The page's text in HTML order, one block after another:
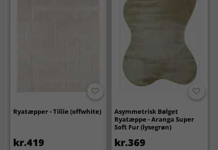
Ryatæpper - Tillie (offwhite)
kr.419
Asymmetrisk Bølget
Ryatæppe - Aranga Super
Soft Fur (lysegrøn)
kr.369